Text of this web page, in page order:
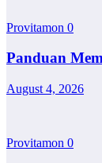
Provitamon 0
Panduan
August 4, 2026
Provitamon 0